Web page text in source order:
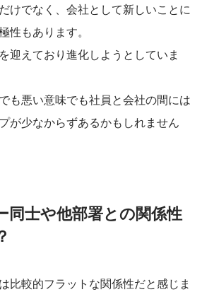
けでなく、会社として新しいことに
性もあります。
迎えており進化しようとしていま
も悪い意味でも社員と会社の間には
が少なからずあるかもしれません
同士や他部署との関係性
比較的フラットな関係性だと感じま